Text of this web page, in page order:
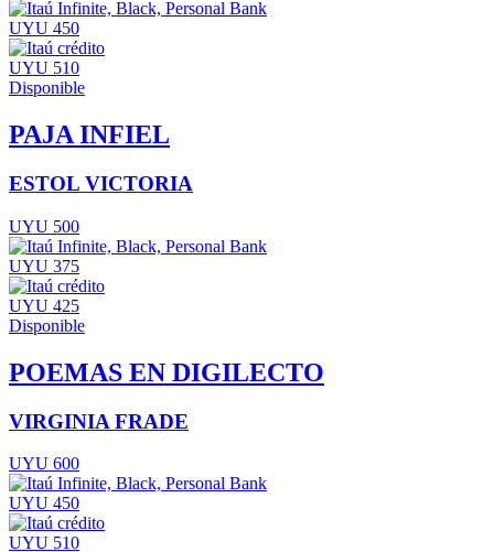
UYU 450
UYU 510
Disponible
PAJA INFIEL
ESTOL VICTORIA
UYU 500
UYU 375
UYU 425
Disponible
POEMAS EN DIGILECTO
VIRGINIA FRADE
UYU 600
UYU 450
UYU 510